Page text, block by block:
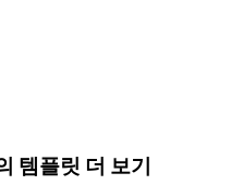
플릿 더 보기